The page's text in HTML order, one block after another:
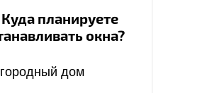
Куда планируете
окна?
дом